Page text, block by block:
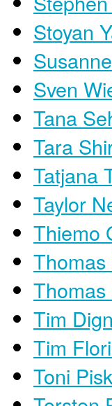
Stoyan
Sven
Tana
Tara
Tatjana
Taylor
Thiemo
Tim
Tim
Toni